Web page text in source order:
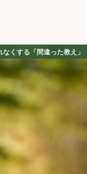
なくする「間違った教え」